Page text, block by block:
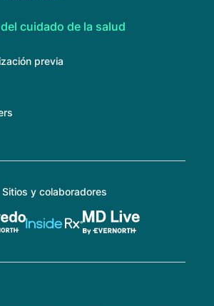
cuidado de la salud
previa
Sitios y colaboradores